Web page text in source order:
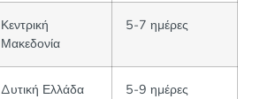
Κεντρική
Μακεδονία
5-7 ημέρες
Δυτική Ελλάδα 5-9 ημέρες